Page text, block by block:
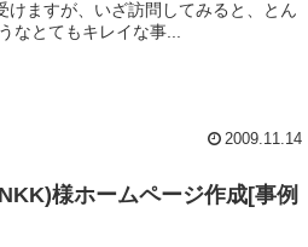
けますが、いざ訪問してみると、とん
なとてもキレイな事...
2009.11.14
様ホームページ作成[事例